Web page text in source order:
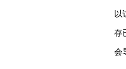
以
存
会